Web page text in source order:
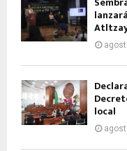
local